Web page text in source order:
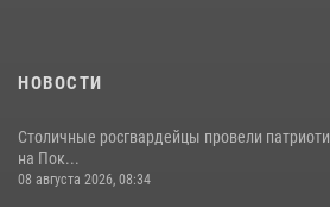
НОВОСТИ
Столичные росгвардейцы провели
на Пок...
08 августа 2026, 08:34